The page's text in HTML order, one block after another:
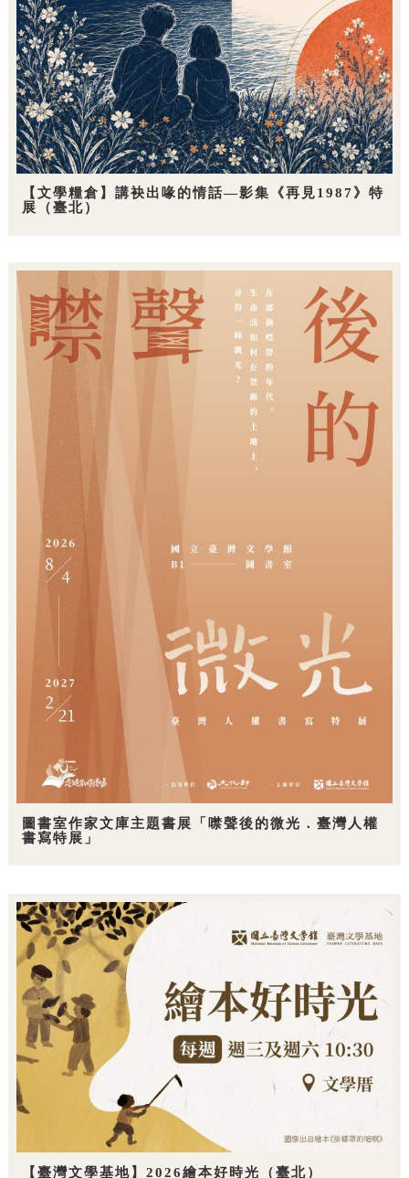
【文學糧倉】講袂出喙的情話—影集《再見1987》特
展（臺北）
圖書室作家文庫主題書展「噤聲後的微光．臺灣人權
書寫特展」
【臺灣文學基地】2026繪本好時光（臺北）